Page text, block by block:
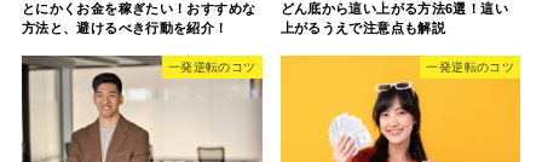
とにかくお金を稼ぎたい！おすすめな
方法と、避けるべき行動を紹介！
どん底から這い上がる方法6選！這い
上がるうえで注意点も解説
一発逆転のコツ 一発逆転のコツ